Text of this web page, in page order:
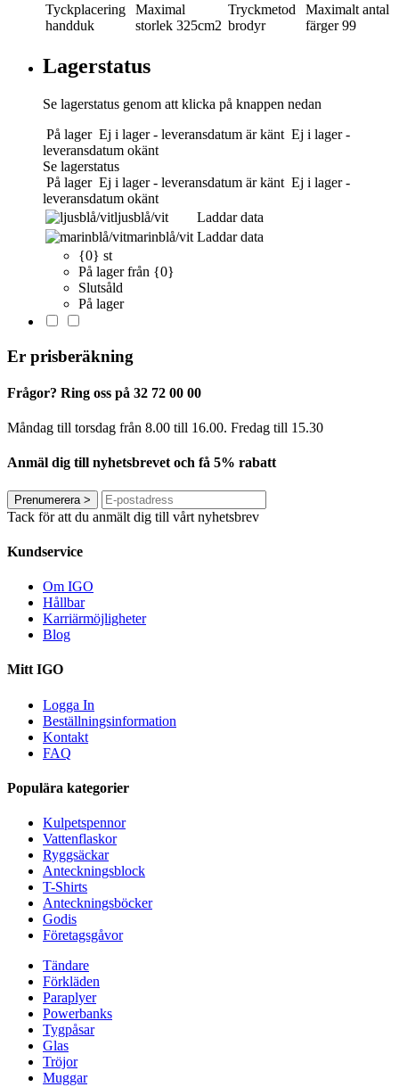
Tyckplacering
handduk
Maximal
storlek 325cm2
Tryckmetod
brodyr
Maximalt antal
färger 99
Lagerstatus
Se lagerstatus genom att klicka på knappen nedan
På lager Ej i lager - leveransdatum är känt Ej i lager -
leveransdatum okänt
Se lagerstatus
På lager Ej i lager - leveransdatum är känt Ej i lager -
leveransdatum okänt
ljusblå/vit
Laddar data
marinblå/vit Laddar data
{0} st
På lager från {0}
Slutsåld
På lager
Er prisberäkning
Frågor? Ring oss på 32 72 00 00
Måndag till torsdag från 8.00 till 16.00. Fredag ​​till 15.30
Anmäl dig till nyhetsbrevet och få 5% rabatt
Prenumerera >
Tack för att du anmält dig till vårt nyhetsbrev
Kundservice
Om IGO
Hållbar
Karriärmöjligheter
Blog
Mitt IGO
Logga In
Beställningsinformation
Kontakt
FAQ
Populära kategorier
Kulpetspennor
Vattenflaskor
Ryggsäckar
Anteckningsblock
T-Shirts
Anteckningsböcker
Godis
Företagsgåvor
Tändare
Förkläden
Paraplyer
Powerbanks
Tygpåsar
Glas
Tröjor
Muggar